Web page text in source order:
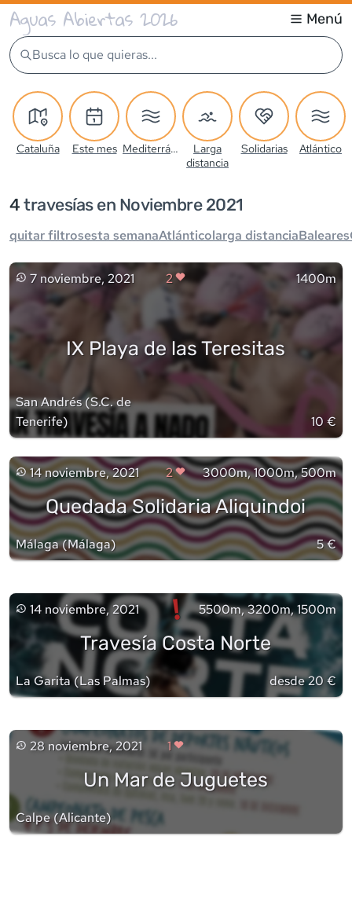
Aguas Abiertas 2026 Menú
Busca lo que quieras...
Cataluña Este mes Mediterráneo
Larga
distancia
Solidarias Atlántico
4 travesías en Noviembre 2021
quitar filtrosesta semanaAtlánticolarga distanciaBaleares
7 noviembre, 2021 2 1400m
IX Playa de las Teresitas
San Andrés(S.C. de
Tenerife) 10 €
14 noviembre, 2021 2 3000m, 1000m, 500m
Quedada Solidaria Aliquindoi
Málaga(Málaga) 5 €
14 noviembre, 2021 ! 5500m, 3200m, 1500m
Travesía Costa Norte
La Garita(Las Palmas) desde 20 €
28 noviembre, 2021 1
Un Mar de Juguetes
Calpe(Alicante)